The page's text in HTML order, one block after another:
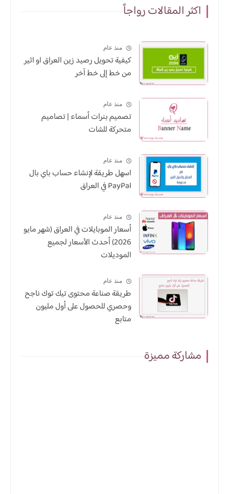
اكثر المقالات رواجاً
منذ عام
كيفية تحويل رصيد زين العراق او اثير
من خط إلى خط آخر
منذ عام
تصميم بنرات أسماء | تصاميم
متحركة للشات
منذ عام
اسهل طريقة لإنشاء حساب باي بال
PayPal في العراق
منذ عام
أسعار الموبايلات في العراق (شهر مايو
2026) أحدث الأسعار لجميع
الموديلات
منذ عام
طريقة صناعة محتوى تيك توك ناجح
وحصري للحصول على أول مليون
متابع
مشاركة مميزة